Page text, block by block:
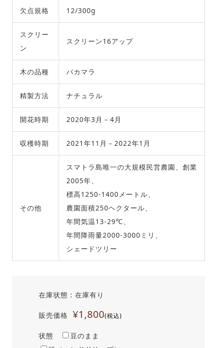
欠点規格 12/300g
スクリー
ン
スクリーン16アップ
木の品種 パカマラ
精製方法 ナチュラル
開花時期 2020年3月－4月
収穫時期 2021年11月－2022年1月
その他
スマトラ島唯一の大規模民営農園、創業
2005年、
標高1250-1400メートル、
農園面積250ヘクタール、
年間気温13-29℃、
年間降雨量2000-3000ミリ、
シェードツリー
在庫状態 : 在庫有り
販売価格 ¥1,800(税込)
状態
豆のまま